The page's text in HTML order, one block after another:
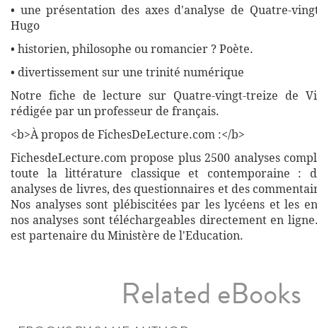
• une présentation des axes d'analyse de Quatre-
Hugo
• historien, philosophe ou romancier ? Poète.
• divertissement sur une trinité numérique
Notre fiche de lecture sur Quatre-vingt-treize de
rédigée par un professeur de français.
<b>À propos de FichesDeLecture.com :</b>
FichesdeLecture.com propose plus 2500 analyses
toute la littérature classique et contemporaine :
analyses de livres, des questionnaires et des
Nos analyses sont plébiscitées par les lycéens et les
nos analyses sont téléchargeables directement en
est partenaire du Ministère de l'Education.
Related eBooks